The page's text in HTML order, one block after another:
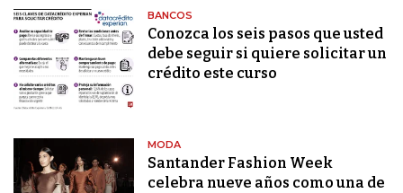
BANCOS
Conozca los seis pasos que usted
debe seguir si quiere solicitar un
crédito este curso
MODA
Santander Fashion Week
celebra nueve años como una de